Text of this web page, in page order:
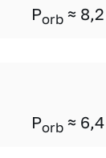
Porb ≈ 8,2
Porb ≈ 6,4